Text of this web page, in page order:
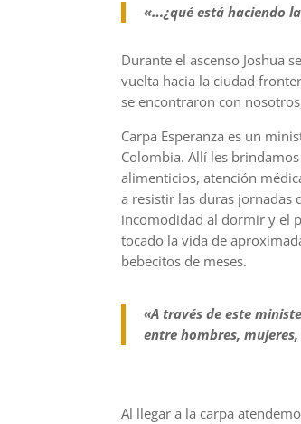
«…¿qué está haciendo
Durante el ascenso Joshua
vuelta hacia la ciudad
se encontraron con
Carpa Esperanza es un
Colombia. Allí les
alimenticios, atención
a resistir las duras jornadas
incomodidad al dormir y el
tocado la vida de
bebecitos de meses.
«A través de este
entre hombres,
Al llegar a la carpa